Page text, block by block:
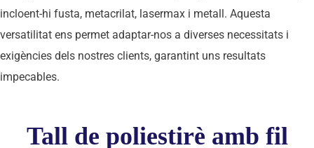
incloent-hi fusta, metacrilat, lasermax i metall. Aquesta
versatilitat ens permet adaptar-nos a diverses necessitats i
exigències dels nostres clients, garantint uns resultats
impecables.
Tall de poliestirè amb fil